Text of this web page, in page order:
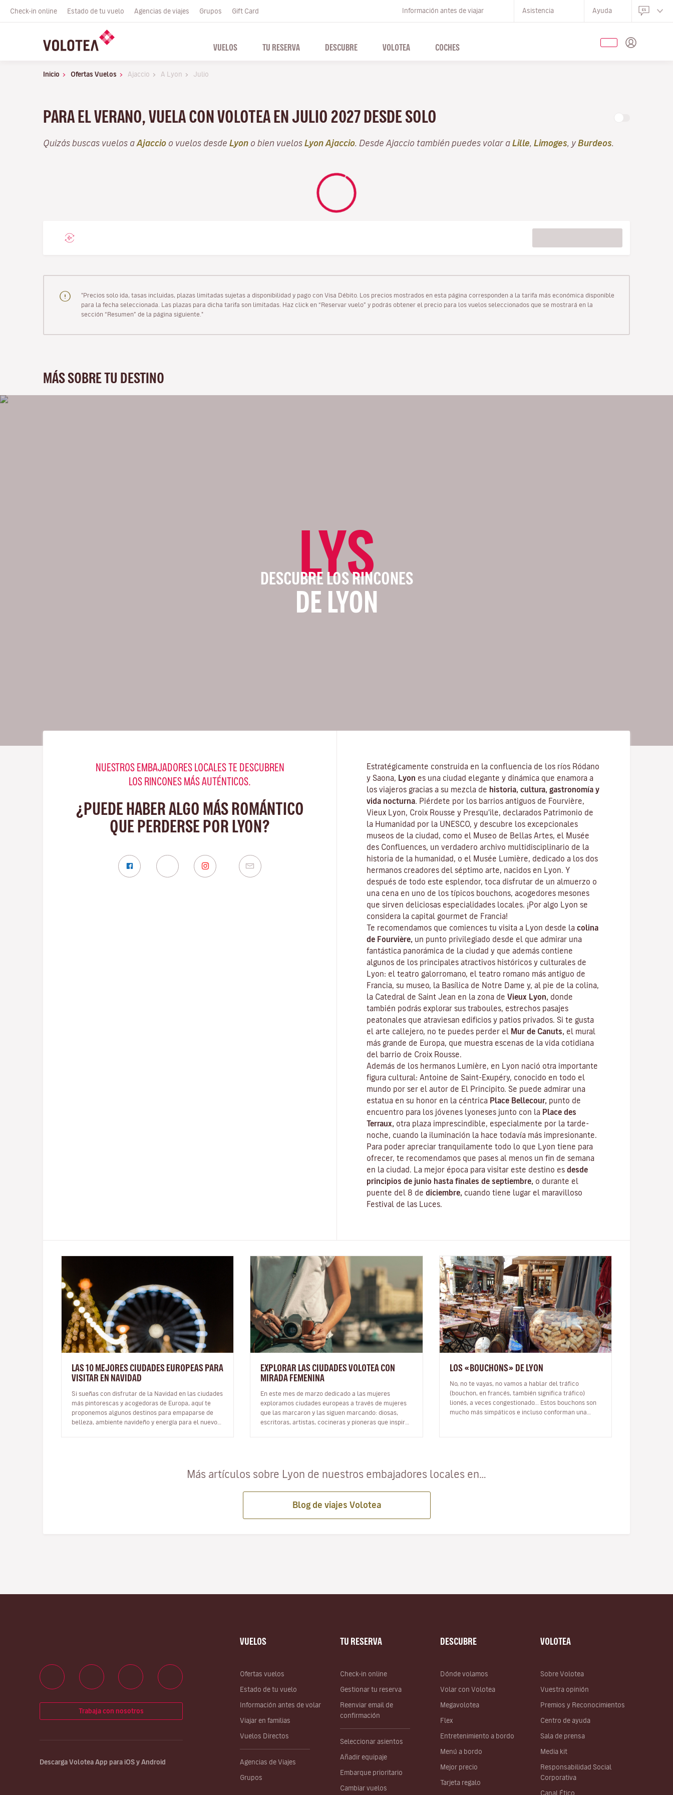
Check-in online Estado de tu vuelo Agencias de viajes Grupos Gift Card Información antes de viajar Asistencia Ayuda
VUELOS TU RESERVA DESCUBRE VOLOTEA COCHES
Inicio Ofertas Vuelos Ajaccio A Lyon Julio
PARA EL VERANO, VUELA CON VOLOTEA EN JULIO 2027 DESDE SOLO
Quizás buscas vuelos a Ajaccio o vuelos desde Lyon o bien vuelos Lyon Ajaccio . Desde Ajaccio también puedes volar a Lille Limoges , yBurdeos
"Precios solo ida, tasas incluidas, plazas limitadas sujetas a disponibilidad y pago con Visa Débito. Los precios mostrados en esta página corresponden a la tarifa más económica disponible
para la fecha seleccionada. Las plazas para dicha tarifa son limitadas. Haz click en “Reservar vuelo” y podrás obtener el precio para los vuelos seleccionados que se mostrará en la
sección “Resumen” de la página siguiente."
MÁS SOBRE TU DESTINO
LYS
DESCUBRE LOS RINCONES
DE LYON
NUESTROS EMBAJADORES LOCALES TE DESCUBREN
LOS RINCONES MÁS AUTÉNTICOS.
¿PUEDE HABER ALGO MÁS ROMÁNTICO
QUE PERDERSE POR LYON?
Estratégicamente construida en la confluencia de los ríos Ródano
y Saona,
Lyon es una ciudad elegante y dinámica que enamora a
los viajeros gracias a su mezcla de historia, cultura, gastronomía y
vida nocturna.
Piérdete por los barrios antiguos de Fourvière,
Vieux Lyon, Croix Rousse y Presqu'ile, declarados Patrimonio de
la Humanidad por la UNESCO, y descubre los excepcionales
museos de la ciudad
, como el Museo de Bellas Artes, el Musée
des Confluences, un verdadero archivo multidisciplinario de la
historia de la humanidad, o el Musée Lumière, dedicado a los dos
hermanos creadores del séptimo arte, nacidos en Lyon. Y
después de todo este esplendor, toca disfrutar de un almuerzo o
una cena en uno de los típicos bouchons , acogedores mesones
que sirven deliciosas especialidades locales. ¡Por algo Lyon se
considera la capital gourmet de Francia!
Te recomendamos que comiences tu visita a Lyon desde la colina
de Fourvière, un punto privilegiado desde el que admirar una
fantástica panorámica de la ciudad y que además contiene
algunos de los principales atractivos históricos y culturales de
Lyon: el teatro galorromano, el teatro romano más antiguo de
Francia, su museo, la Basílica de Notre Dame y, al pie de la colina,
la Catedral de Saint Jean en la zona de Vieux Lyon,
donde
también podrás explorar sus traboules , estrechos pasajes
peatonales que atraviesan edificios y patios privados. Si te gusta
el arte callejero, no te puedes perder el
Mur de Canuts,
el mural
más grande de Europa, que muestra escenas de la vida cotidiana
del barrio de Croix Rousse.
Además de los hermanos Lumière, en Lyon nació otra importante
figura cultural: Antoine de Saint-Exupéry, conocido en todo el
mundo por ser el autor de El Principito . Se puede admirar una
estatua en su honor en la céntrica Place Bellecour, punto de
encuentro para los jóvenes lyoneses junto con la Place des
Terraux,
otra plaza imprescindible, especialmente por la tarde-
noche, cuando la iluminación la hace todavía más impresionante.
Para poder apreciar tranquilamente todo lo que Lyon tiene para
ofrecer, te recomendamos que pases al menos un fin de semana
en la ciudad. La mejor época para visitar este destino es desde
principios de junio hasta finales de septiembre, o durante el
puente del 8 de diciembre, cuando tiene lugar el maravilloso
Festival de las Luces
LAS 10 MEJORES CIUDADES EUROPEAS PARA
VISITAR EN NAVIDAD
Si sueñas con disfrutar de la Navidad en las ciudades
más pintorescas y acogedoras de Europa, aquí te
proponemos algunos destinos para empaparse de
belleza, ambiente navideño y energía para el nuevo
EXPLORAR LAS CIUDADES VOLOTEA CON
MIRADA FEMENINA
En este mes de marzo dedicado a las mujeres
exploramos ciudades europeas a través de mujeres
que las marcaron y las siguen marcando: diosas,
escritoras, artistas, cocineras y pioneras que inspiran
LOS «BOUCHONS» DE LYON
No, no te vayas, no vamos a hablar del tráfico
(bouchon, en francés, también significa tráfico)
lionés, a veces congestionado... Estos bouchons son
mucho más simpáticos e incluso conforman una
Más artículos sobre Lyon de nuestros embajadores locales en…
Blog de viajes Volotea
VUELOS
Ofertas vuelos
Estado de tu vuelo
Información antes de volar
Viajar en familias
Vuelos Directos
Agencias de Viajes
Grupos
TU RESERVA
Check-in online
Gestionar tu reserva
Reenviar email de
confirmación
Seleccionar asientos
Añadir equipaje
Embarque prioritario
Cambiar vuelos
DESCUBRE
Dónde volamos
Volar con Volotea
Megavolotea
Flex
Entretenimiento a bordo
Menú a bordo
Mejor precio
Tarjeta regalo
VOLOTEA
Sobre Volotea
Vuestra opinión
Premios y Reconocimientos
Centro de ayuda
Sala de prensa
Media kit
Responsabilidad Social
Corporativa
Canal Ético
Trabaja con nosotros
Descarga Volotea App para iOS y Android